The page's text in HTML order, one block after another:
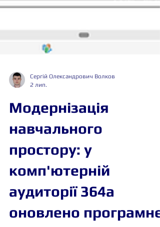
2 лип.
Модернізація
навчального
простору: у
комп'ютерній
аудиторії 364а